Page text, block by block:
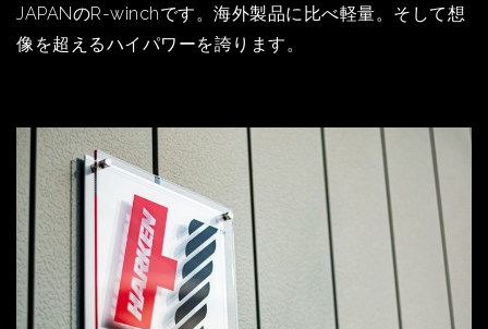
JAPANのR-winchです。海外製品に比べ軽量。そして想
像を超えるハイパワーを誇ります。